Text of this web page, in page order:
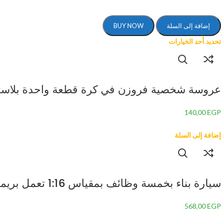
إضافة إلى السلة BUY NOW
تحديد أحد الخيارات
عروسة شخصية فروزن في كرة قطعة واحدة
140,00EGP
إضافة إلى السلة
سيارة بناء بخمسة وظائف بمقياس 1:16 تعمل بريموت كنترول بمنفذ USB K16-C33
568,00EGP